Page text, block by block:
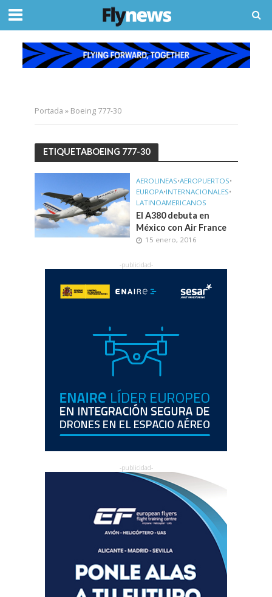
Portada » Boeing 777-30
ETIQUETABOEING 777-30
AEROLINEAS•AEROPUERTOS•
EUROPA•INTERNACIONALES•
LATINOAMERICANOS
El A380 debuta en
México con Air France
15 enero, 2016